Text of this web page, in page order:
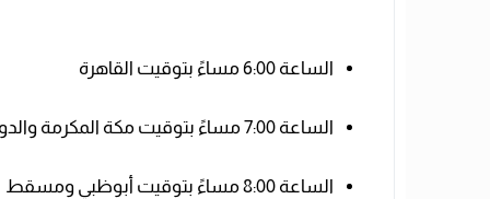
الساعة 6:00 مساءً بتوقيت القاهرة
الساعة 7:00 مساءً بتوقيت مكة المكرمة والدوحة والكويت
الساعة 8:00 مساءً بتوقيت أبوظبي ومسقط